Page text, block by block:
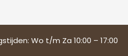
Wo t/m Za 10:00 – 17:00